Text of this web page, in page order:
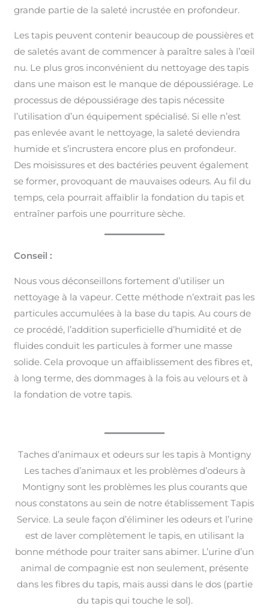
grande partie de la saleté incrustée en profondeur.
Les tapis peuvent contenir beaucoup de poussières et
de saletés avant de commencer à paraître sales à l’œil
nu. Le plus gros inconvénient du nettoyage des tapis
dans une maison est le manque de dépoussiérage. Le
processus de dépoussiérage des tapis nécessite
l’utilisation d’un équipement spécialisé. Si elle n’est
pas enlevée avant le nettoyage, la saleté deviendra
humide et s’incrustera encore plus en profondeur.
Des moisissures et des bactéries peuvent également
se former, provoquant de mauvaises odeurs. Au fil du
temps, cela pourrait affaiblir la fondation du tapis et
entraîner parfois une pourriture sèche.
Conseil :
Nous vous déconseillons fortement d’utiliser un
nettoyage à la vapeur. Cette méthode n’extrait pas les
particules accumulées à la base du tapis. Au cours de
ce procédé, l’addition superficielle d’humidité et de
fluides conduit les particules à former une masse
solide. Cela provoque un affaiblissement des fibres et,
à long terme, des dommages à la fois au velours et à
la fondation de votre tapis.
Taches d’animaux et odeurs sur les tapis à Montigny
Les taches d’animaux et les problèmes d’odeurs à
Montigny sont les problèmes les plus courants que
nous constatons au sein de notre établissement Tapis
Service. La seule façon d’éliminer les odeurs et l’urine
est de laver complètement le tapis, en utilisant la
bonne méthode pour traiter sans abimer. L’urine d’un
animal de compagnie est non seulement, présente
dans les fibres du tapis, mais aussi dans le dos (partie
du tapis qui touche le sol).